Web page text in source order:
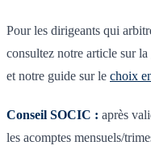
Pour les dirigeants qui
consultez notre article sur la
et notre guide sur le choix
Conseil SOCIC : après
les acomptes mensuels/